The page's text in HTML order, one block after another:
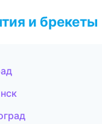
и брекеты